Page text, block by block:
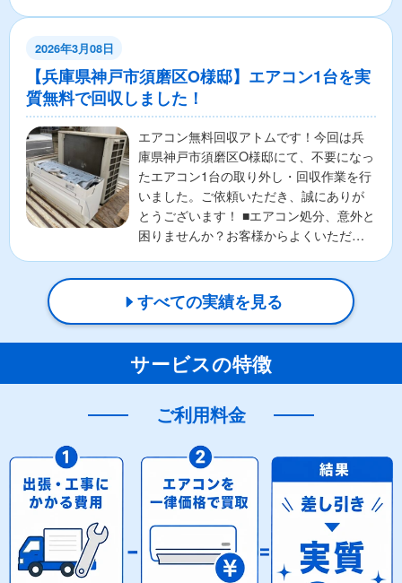
2026年3月08日
【兵庫県神戸市須磨区O様邸】エアコン1台を実
質無料で回収しました！
エアコン無料回収アトムです！今回は兵
庫県神戸市須磨区O様邸にて、不要になっ
たエアコン1台の取り外し・回収作業を行
いました。ご依頼いただき、誠にありが
とうございます！ ■エアコン処分、意外と
困りませんか？お客様からよくいただく
すべての実績を見る
サービスの特徴
ご利用料金